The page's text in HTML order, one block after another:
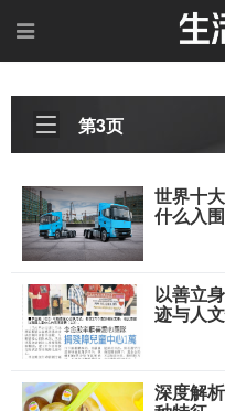
第3页
世界十
什么入
以善立
迹与人
深度解